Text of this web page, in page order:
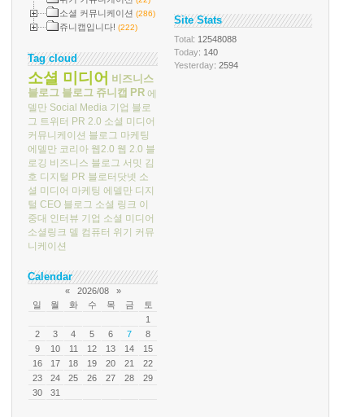
소셜 커뮤니케이션 (286)
쥬니캡입니다! (222)
Tag cloud
소셜 미디어 비즈니스
블로그 블로그 쥬니캡 PR 에
델만 Social Media 기업 블로
그 트위터 PR 2.0 소셜 미디어
커뮤니케이션 블로그 마케팅
에델만 코리아 웹2.0 웹 2.0 블
로깅 비즈니스 블로그 서밋 김
호 디지털 PR 블로터닷넷 소
셜 미디어 마케팅 에델만 디지
털 CEO 블로그 소셜 링크 이
중대 인터뷰 기업 소셜 미디어
소셜링크 델 컴퓨터 위기 커뮤
니케이션
Calendar
« 2026/08
»
일
월 화 수 목 금
토
1
2
3 4 5 6 7
8
9
10 11 12 13 14
15
16
17 18 19 20 21
22
23
24 25 26 27 28
29
30
31
Site Stats
Total: 12548088
Today: 140
Yesterday: 2594